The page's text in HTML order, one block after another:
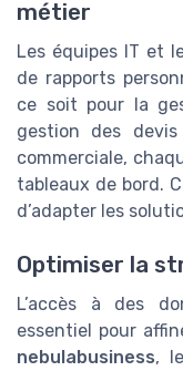
métier
Les équipes IT et
de rapports
ce soit pour la
gestion des
commerciale,
tableaux de bord.
d’adapter les
Optimiser la
L’accès à des
essentiel pour
nebulabusiness,